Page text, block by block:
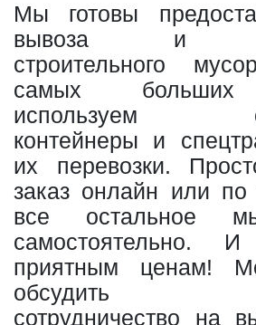
Мы готовы
вывоза и
строительного
самых больших
используем
контейнеры и
их перевозки.
заказ онлайн или
все остальное
самостоятельно.
приятным ценам!
обсудить
сотрудничество на